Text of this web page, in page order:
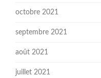
octobre 2021
septembre 2021
août 2021
juillet 2021